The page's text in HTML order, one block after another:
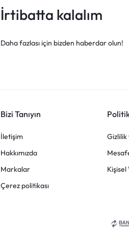
İrtibatta kalalım
Daha fazlası için bizden haberdar olun!
Bizi Tanıyın
İletişim
Hakkımızda
Markalar
Çerez politikası
Gizlilik
Kişisel